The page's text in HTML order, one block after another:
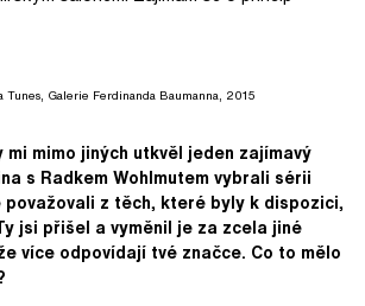
Tunes, Galerie Ferdinanda Baumanna, 2015
mimo jiných utkvěl jeden zajímavý
s Radkem Wohlmutem vybrali sérii
z těch, které byly k dispozici,
jsi přišel a vyměnil je za zcela jiné
více odpovídají tvé značce. Co to mělo